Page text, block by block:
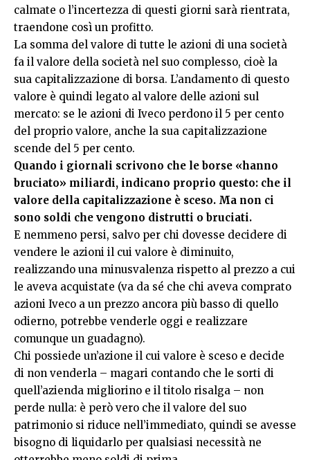
calmate o l’incertezza di questi giorni sarà rientrata,
traendone così un profitto.
La somma del valore di tutte le azioni di una società
fa il valore della società nel suo complesso, cioè la
sua capitalizzazione di borsa. L’andamento di questo
valore è quindi legato al valore delle azioni sul
mercato: se le azioni di Iveco perdono il 5 per cento
del proprio valore, anche la sua capitalizzazione
scende del 5 per cento.
Quando i giornali scrivono che le borse «hanno
bruciato» miliardi, indicano proprio questo: che il
valore della capitalizzazione è sceso. Ma non ci
sono soldi che vengono distrutti o bruciati.
E nemmeno persi, salvo per chi dovesse decidere di
vendere le azioni il cui valore è diminuito,
realizzando una minusvalenza rispetto al prezzo a cui
le aveva acquistate (va da sé che chi aveva comprato
azioni Iveco a un prezzo ancora più basso di quello
odierno, potrebbe venderle oggi e realizzare
comunque un guadagno).
Chi possiede un’azione il cui valore è sceso e decide
di non venderla – magari contando che le sorti di
quell’azienda migliorino e il titolo risalga – non
perde nulla: è però vero che il valore del suo
patrimonio si riduce nell’immediato, quindi se avesse
bisogno di liquidarlo per qualsiasi necessità ne